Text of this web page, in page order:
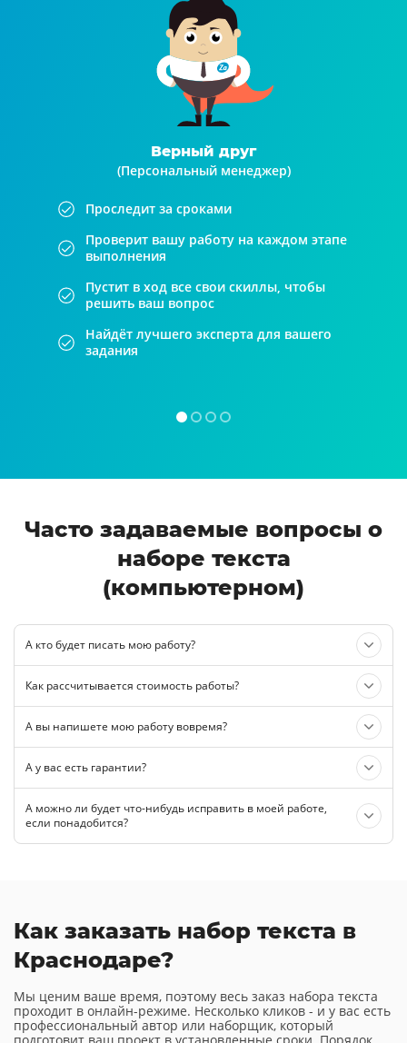
Верный друг
(Персональный менеджер)
Проследит за сроками
Проверит вашу работу на каждом этапе
выполнения
Пустит в ход все свои скиллы, чтобы
решить ваш вопрос
Найдёт лучшего эксперта для вашего
задания
Часто задаваемые вопросы о
наборе текста
(компьютерном)
А кто будет писать мою работу?
Как рассчитывается стоимость работы?
А вы напишете мою работу вовремя?
А у вас есть гарантии?
А можно ли будет что-нибудь исправить в моей работе,
если понадобится?
Как заказать набор текста в
Краснодаре?
Мы ценим ваше время, поэтому весь заказ набора текста
проходит в онлайн-режиме. Несколько кликов - и у вас есть
профессиональный автор или наборщик, который